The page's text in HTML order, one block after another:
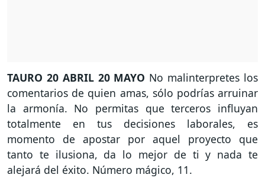
TAURO 20 ABRIL 20 MAYO No malinterpretes los
comentarios de quien amas, sólo podrías arruinar
la armonía. No permitas que terceros influyan
totalmente en tus decisiones laborales, es
momento de apostar por aquel proyecto que
tanto te ilusiona, da lo mejor de ti y nada te
alejará del éxito. Número mágico, 11.